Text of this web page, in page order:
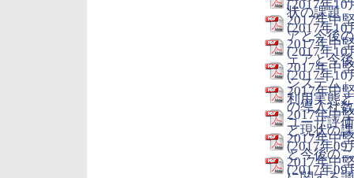
(2017年10
状の課題
(2017年10
2017年中
アと今後
(2017年10
2017年中
ェアと今
(2017年10
2017年中
システム
利用実態
2017年中
の導入社
ユーザ評
2017年中
と現状の
(2017年09
2017年中
と今後の
(2017年09
2017年中